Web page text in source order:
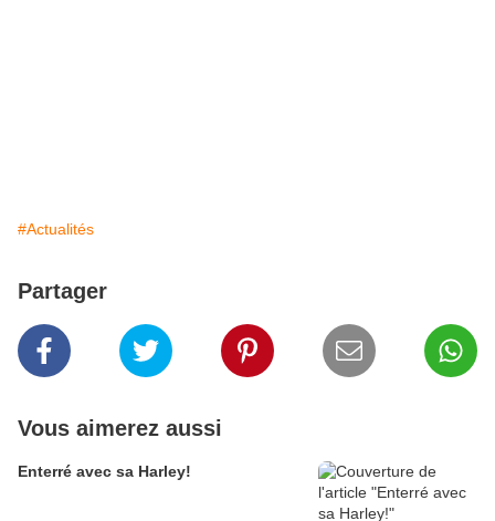
#Actualités
Partager
Vous aimerez aussi
Enterré avec sa Harley!